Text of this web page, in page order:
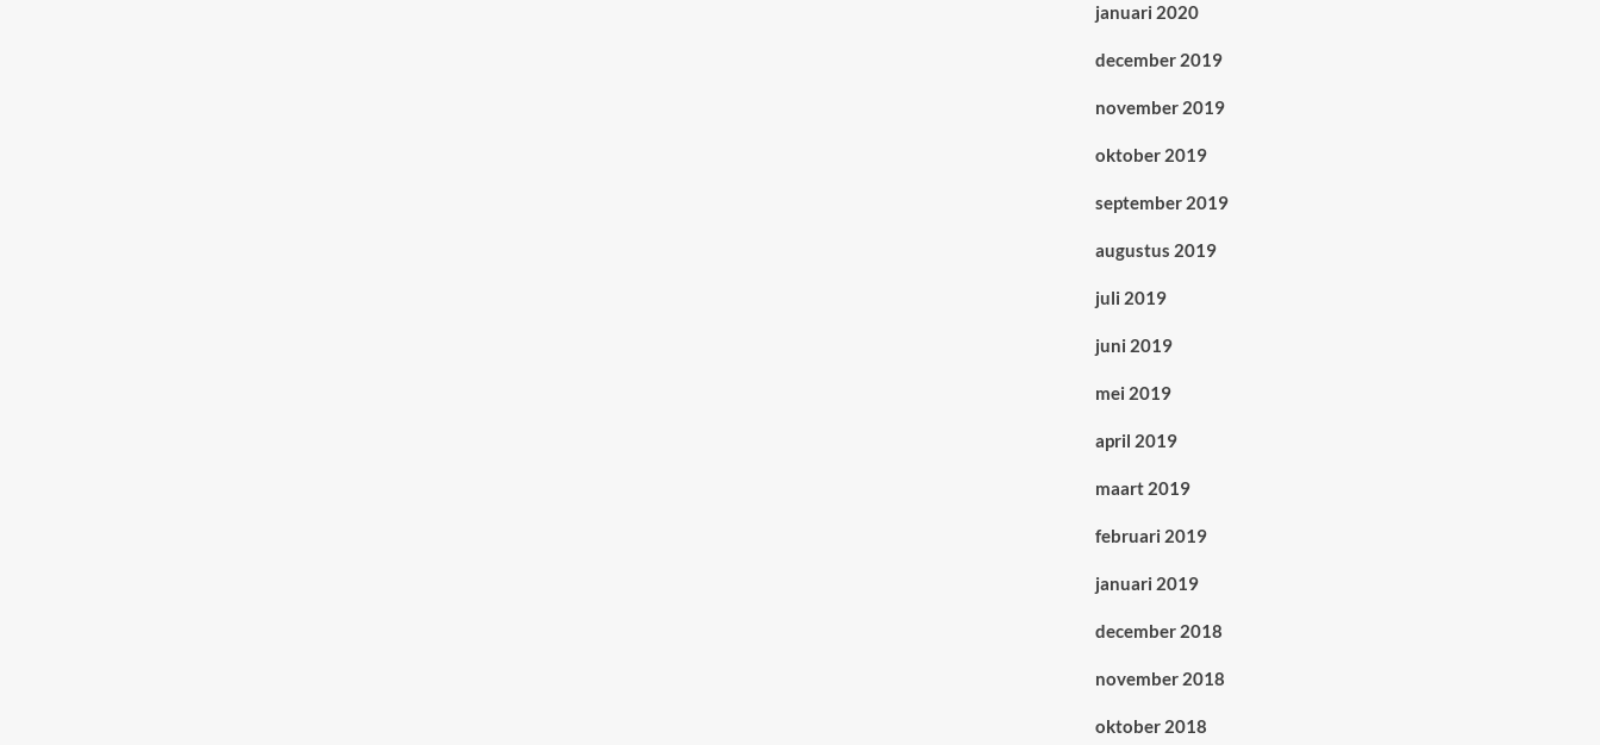
januari 2020
december 2019
november 2019
oktober 2019
september 2019
augustus 2019
juli 2019
juni 2019
mei 2019
april 2019
maart 2019
februari 2019
januari 2019
december 2018
november 2018
oktober 2018